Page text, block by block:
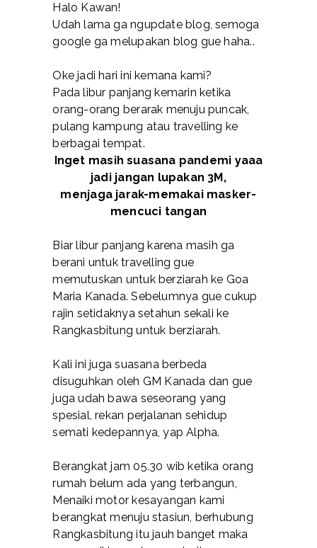
Halo Kawan!
Udah lama ga ngupdate blog, semoga
google ga melupakan blog gue haha..
Oke jadi hari ini kemana kami?
Pada libur panjang kemarin ketika
orang-orang berarak menuju puncak,
pulang kampung atau travelling ke
berbagai tempat.
Inget masih suasana pandemi yaaa
jadi jangan lupakan 3M,
menjaga jarak-memakai masker-
mencuci tangan
Biar libur panjang karena masih ga
berani untuk travelling gue
memutuskan untuk berziarah ke Goa
Maria Kanada. Sebelumnya gue cukup
rajin setidaknya setahun sekali ke
Rangkasbitung untuk berziarah.
Kali ini juga suasana berbeda
disuguhkan oleh GM Kanada dan gue
juga udah bawa seseorang yang
spesial, rekan perjalanan sehidup
semati kedepannya, yap Alpha.
Berangkat jam 05.30 wib ketika orang
rumah belum ada yang terbangun,
Menaiki motor kesayangan kami
berangkat menuju stasiun, berhubung
Rangkasbitung itu jauh banget maka